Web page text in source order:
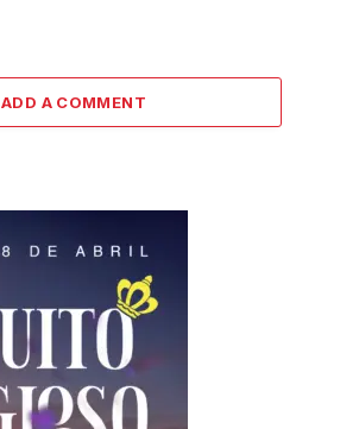
ADD A COMMENT